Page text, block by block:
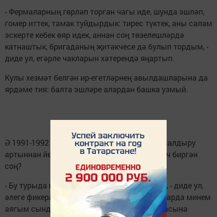
- Фермаларның гөрләп торган чагы иде, шунда эшләп,
гомер иттек, тамак туйдырдык: тирес түктек, аны салам
эскерте кебек өяр идек, аннан соң төзелешләрдә
катнаштык, бригаданың җитәкчесе дә булып тордым, -
диде ул, егәрле чакларын хәтерендә яңартып.
Кулы хезмәт белгән ир-егетләрнең авылдашларына да
ярдәме тия: балта эшләре алардан башка узмый.
Ә 1991-1992 елларда Рафаэль абый мәчет салдыру
артыннан йөри башлый. Моңа нәрсә этәргеч биргән
соң?
- Бу турыда мин үзем дә гел уйланып йөрим, - диде ул,
әлеге фикерләрен кабат кузгатып. - Шул елларда минем
аягым сынды. Чылбырлы тракторның арбасына